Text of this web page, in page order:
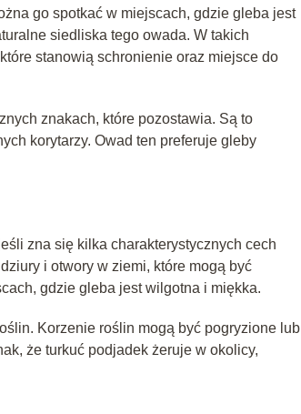
go spotkać w miejscach, gdzie gleba jest
siedliska tego owada. W takich
stanowią schronienie oraz miejsce do
znakach, które pozostawia. Są to
korytarzy. Owad ten preferuje gleby
zna się kilka charakterystycznych cech
i otwory w ziemi, które mogą być
gdzie gleba jest wilgotna i miękka.
Korzenie roślin mogą być pogryzione lub
że turkuć podjadek żeruje w okolicy,